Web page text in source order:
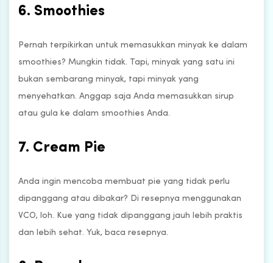
6. Smoothies
Pernah terpikirkan untuk memasukkan minyak ke dalam
smoothies? Mungkin tidak. Tapi, minyak yang satu ini
bukan sembarang minyak, tapi minyak yang
menyehatkan. Anggap saja Anda memasukkan sirup
atau gula ke dalam smoothies Anda.
7. Cream Pie
Anda ingin mencoba membuat pie yang tidak perlu
dipanggang atau dibakar? Di resepnya menggunakan
VCO, loh. Kue yang tidak dipanggang jauh lebih praktis
dan lebih sehat. Yuk, baca resepnya.